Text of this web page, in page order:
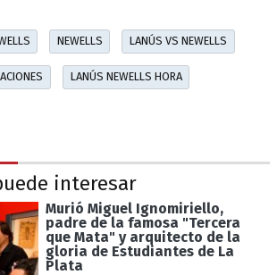
NEWELLS LANÚS VS NEWELLS
LANÚS NEWELLS HORA
interesar
Murió Miguel Ignomiriello,
padre de la famosa "Tercera
que Mata" y arquitecto de la
gloria de Estudiantes de La
Plata